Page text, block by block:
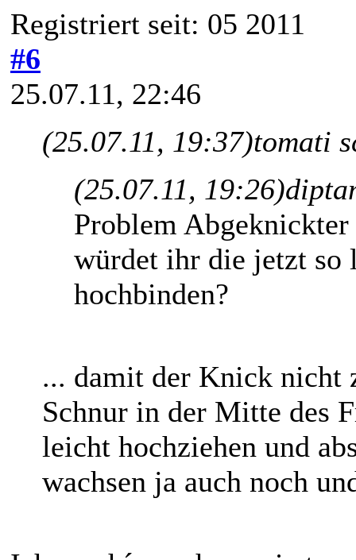
Registriert seit: 05 2011
#6
25.07.11, 22:46
(25.07.11, 19:37)tomati
(25.07.11, 19:26)
Problem
würdet ihr die jetzt so
hochbinden?
... damit der Knick nicht
Schnur in der Mitte des
leicht hochziehen und
wachsen ja auch noch